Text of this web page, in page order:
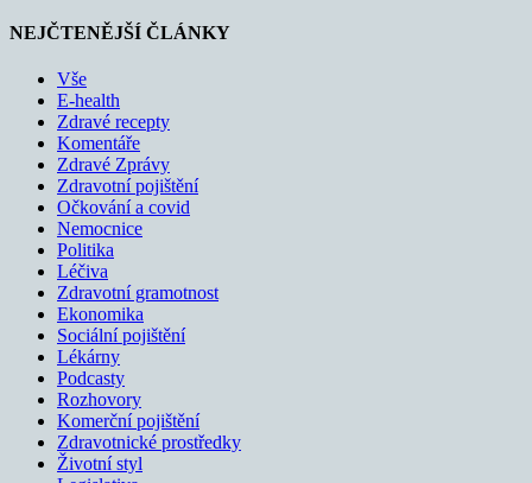
NEJČTENĚJŠÍ ČLÁNKY
Vše
E-health
Zdravé recepty
Komentáře
Zdravé Zprávy
Zdravotní pojištění
Očkování a covid
Nemocnice
Politika
Léčiva
Zdravotní gramotnost
Ekonomika
Sociální pojištění
Lékárny
Podcasty
Rozhovory
Komerční pojištění
Zdravotnické prostředky
Životní styl